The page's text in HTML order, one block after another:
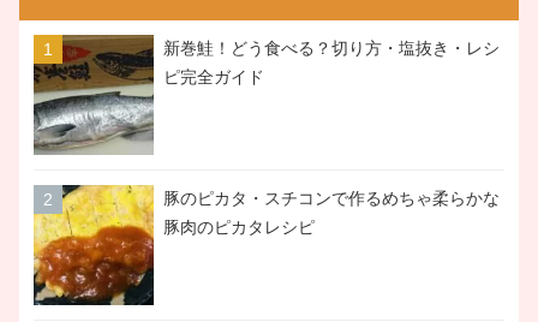
新巻鮭！どう食べる？切り方・塩抜き・レシ
ピ完全ガイド
豚のピカタ・スチコンで作るめちゃ柔らかな
豚肉のピカタレシピ